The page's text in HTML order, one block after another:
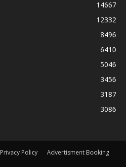
14667
12332
8496
6410
5046
3456
3187
3086
Privacy Policy Advertisment Booking